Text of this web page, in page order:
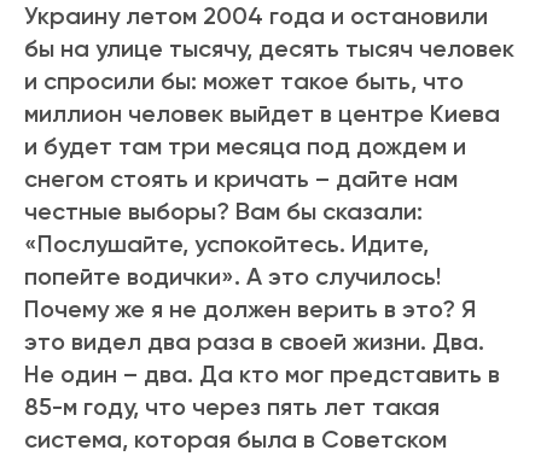
Украину летом 2004 года и остановили
бы на улице тысячу, десять тысяч человек
и спросили бы: может такое быть, что
миллион человек выйдет в центре Киева
и будет там три месяца под дождем и
снегом стоять и кричать – дайте нам
честные выборы? Вам бы сказали:
«Послушайте, успокойтесь. Идите,
попейте водички». А это случилось!
Почему же я не должен верить в это? Я
это видел два раза в своей жизни. Два.
Не один – два. Да кто мог представить в
85-м году, что через пять лет такая
система, которая была в Советском